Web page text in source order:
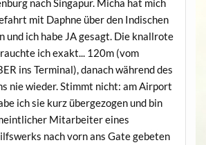
nach Singapur. Micha hat mich
mit Daphne über den Indischen
und ich habe JA gesagt. Die knallrote
ich exakt... 120m (vom
ins Terminal), danach während des
nie wieder. Stimmt nicht: am Airport
ich sie kurz übergezogen und bin
Mitarbeiter eines
nach vorn ans Gate gebeten